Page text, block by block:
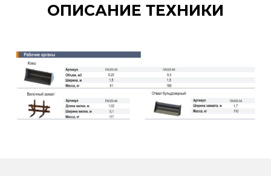
ОПИСАНИЕ ТЕХНИКИ